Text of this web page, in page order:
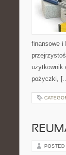
finansowe i
użytkownik
pożyczki,
POSTED